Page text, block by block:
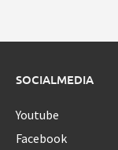
SOCIALMEDIA
Youtube
Facebook